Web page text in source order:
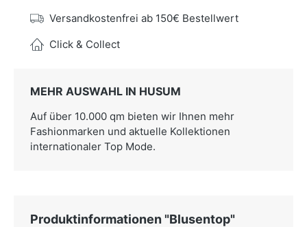
Versandkostenfrei ab 150€ Bestellwert
Click & Collect
MEHR AUSWAHL IN HUSUM
Auf über 10.000 qm bieten wir Ihnen mehr
Fashionmarken und aktuelle Kollektionen
internationaler Top Mode.
Produktinformationen "Blusentop"